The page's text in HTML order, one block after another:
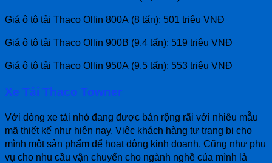
Giá ô tô tải Thaco Ollin 800A (8 tấn): 501 triệu VNĐ
Giá ô tô tải Thaco Ollin 900B (9,4 tấn): 519 triệu VNĐ
Giá ô tô tải Thaco Ollin 950A (9,5 tấn): 553 triệu VNĐ
Xe Tải Thaco Towner
Với dòng xe tải nhỏ đang được bán rộng rãi với nhiêu mẫu
mã thiết kế như hiện nay. Việc khách hàng tự trang bị cho
mình một sản phẩm để hoạt động kinh doanh. Cũng như phụ
vụ cho nhu cầu vận chuyển cho ngành nghề của mình là